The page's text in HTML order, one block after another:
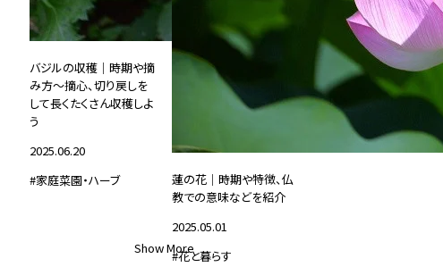
バジルの収穫｜時期や摘
み方～摘心、切り戻しを
して長くたくさん収穫しよ
う
2025.06.20
#家庭菜園・ハーブ
蓮の花｜時期や特徴、仏
教での意味などを紹介
2025.05.01
#花と暮らす
Show More